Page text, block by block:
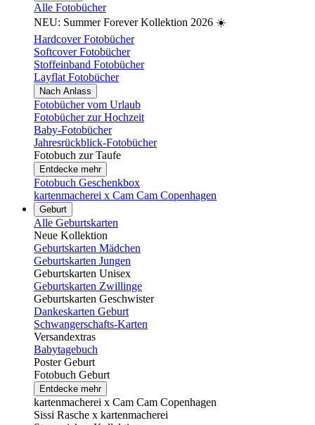
Alle Fotobücher
NEU: Summer Forever Kollektion 2026 ☀️
Hardcover Fotobücher
Softcover Fotobücher
Stoffeinband Fotobücher
Layflat Fotobücher
Nach Anlass
Fotobücher vom Urlaub
Fotobücher zur Hochzeit
Baby-Fotobücher
Jahresrückblick-Fotobücher
Fotobuch zur Taufe
Entdecke mehr
Fotobuch Geschenkbox
kartenmacherei x Cam Cam Copenhagen
Geburt
Alle Geburtskarten
Neue Kollektion
Geburtskarten Mädchen
Geburtskarten Jungen
Geburtskarten Unisex
Geburtskarten Zwillinge
Geburtskarten Geschwister
Dankeskarten Geburt
Schwangerschafts-Karten
Versandextras
Babytagebuch
Poster Geburt
Fotobuch Geburt
Entdecke mehr
kartenmacherei x Cam Cam Copenhagen
Sissi Rasche x kartenmacherei